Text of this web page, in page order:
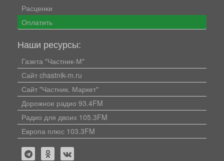
Расценки
Оплатить
Наши ресурсы:
Газета "Частник-М"
Сайт chastnik-m.ru
Сайт "Частник. Маркет"
Дорожное радио 93.4FM
Радио для двоих 105.3FM
Европа плюс 103.3FM